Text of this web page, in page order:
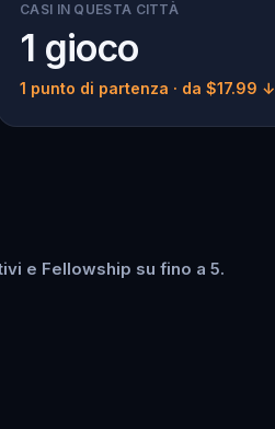
CASI IN QUESTA CITTÀ
1 gioco
1 punto di partenza · da $17.99 ↓
e Fellowship su fino a 5.